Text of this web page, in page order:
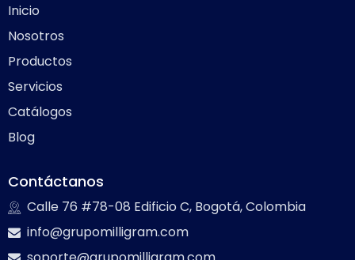
Inicio
Nosotros
Productos
Servicios
Catálogos
Blog
Contáctanos
Calle 76 #78-08 Edificio C, Bogotá, Colombia
info@grupomilligram.com